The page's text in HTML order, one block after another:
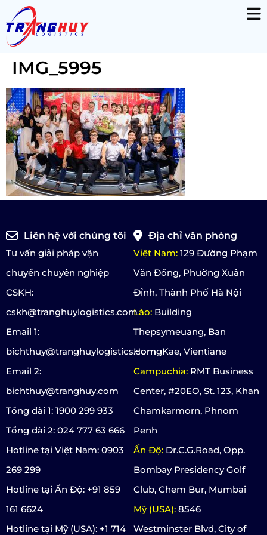
IMG_5995
Liên hệ với chúng tôi
Tư vấn giải pháp vận
chuyển chuyên nghiệp
CSKH:
cskh@tranghuylogistics.com
Email 1:
bichthuy@tranghuylogistics.com
Email 2:
bichthuy@tranghuy.com
Tổng đài 1: 1900 299 933
Tổng đài 2: 024 777 63 666
Hotline tại Việt Nam: 0903
269 299
Hotline tại Ấn Độ: +91 859
161 6624
Hotline tại Mỹ (USA): +1 714
Địa chỉ văn phòng
Việt Nam: 129 Đường Phạm
Văn Đồng, Phường Xuân
Đỉnh, Thành Phố Hà Nội
Lào: Building
Thepsymeuang, Ban
HorngKae, Vientiane
Campuchia: RMT Business
Center, #20EO, St. 123, Khan
Chamkarmorn, Phnom
Penh
Ấn Độ: Dr.C.G.Road, Opp.
Bombay Presidency Golf
Club, Chem Bur, Mumbai
Mỹ (USA): 8546
Westminster Blvd, City of